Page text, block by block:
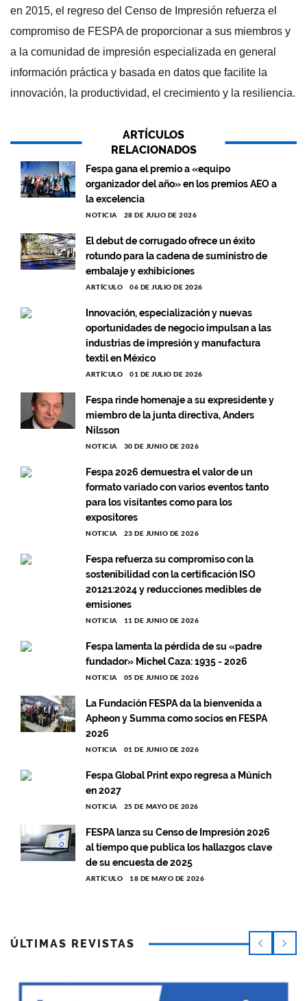
en 2015, el regreso del Censo de Impresión refuerza el
compromiso de FESPA de proporcionar a sus miembros y
a la comunidad de impresión especializada en general
información práctica y basada en datos que facilite la
innovación, la productividad, el crecimiento y la resiliencia.
ARTÍCULOS
RELACIONADOS
Fespa gana el premio a «equipo
organizador del año» en los premios AEO a
la excelencia
NOTICIA 28 DE JULIO DE 2026
El debut de corrugado ofrece un éxito
rotundo para la cadena de suministro de
embalaje y exhibiciones
ARTÍCULO 06 DE JULIO DE 2026
Innovación, especialización y nuevas
oportunidades de negocio impulsan a las
industrias de impresión y manufactura
textil en México
ARTÍCULO 01 DE JULIO DE 2026
Fespa rinde homenaje a su expresidente y
miembro de la junta directiva, Anders
Nilsson
NOTICIA 30 DE JUNIO DE 2026
Fespa 2026 demuestra el valor de un
formato variado con varios eventos tanto
para los visitantes como para los
expositores
NOTICIA 23 DE JUNIO DE 2026
Fespa refuerza su compromiso con la
sostenibilidad con la certificación ISO
20121:2024 y reducciones medibles de
emisiones
NOTICIA 11 DE JUNIO DE 2026
Fespa lamenta la pérdida de su «padre
fundador» Michel Caza: 1935 - 2026
NOTICIA 05 DE JUNIO DE 2026
La Fundación FESPA da la bienvenida a
Apheon y Summa como socios en FESPA
2026
NOTICIA 01 DE JUNIO DE 2026
Fespa Global Print expo regresa a Múnich
en 2027
NOTICIA 25 DE MAYO DE 2026
FESPA lanza su Censo de Impresión 2026
al tiempo que publica los hallazgos clave
de su encuesta de 2025
ARTÍCULO 18 DE MAYO DE 2026
ÚLTIMAS REVISTAS